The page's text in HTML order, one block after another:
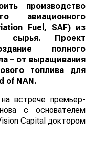
производство
авиационного
Fuel, SAF) из
сырья. Проект
полного
– от выращивания
топлива для
of NAN.
встрече премьер-
с основателем
Capital доктором